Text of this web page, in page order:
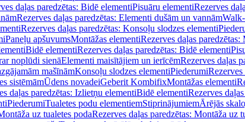
daļas paredzētas: Bidē elementiPisuāru elementiRezerves
Rezerves daļas paredzētas: Elementi dušām un vannām
Rezerves daļas paredzētas: Konsoļu slodzes elementi
Paneļu apšuvumsMontāžas elementiRezerves daļas paredzētas:
Bidē elementiRezerves daļas paredzētas: Bidē elementi
noplūdi sienāElementi maisītājiem un ierīcēmRezerves daļas
mašīnāmKonsoļu slodzes elementiPiederumiRezerves
sistēmāmŪdens novadeiGeberit KombifixMontāžas elementi
daļas paredzētas: Izlietņu elementiBidē elementiRezerves
PiederumiTualetes podu elementiemStiprinājumiemĀrējās
uz tualetes podaRezerves daļas paredzētas: Montāža uz